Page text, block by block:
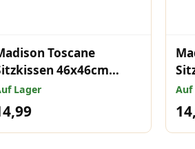
Toscane
46x46cm
Hellgrau
Lager Auf